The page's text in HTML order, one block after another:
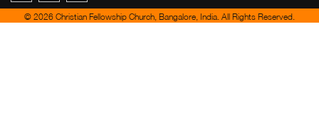
© 2026 Christian Fellowship Church, Bangalore, India. All Rights Reserved.